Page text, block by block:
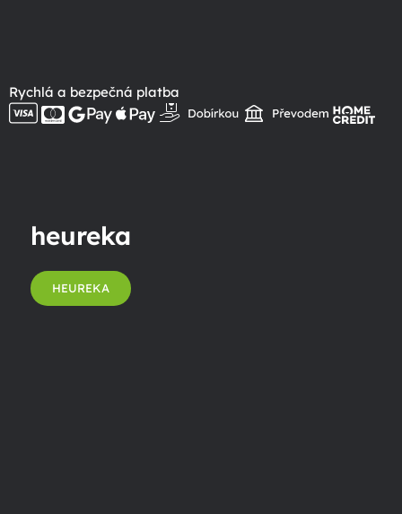
Rychlá a bezpečná platba
heureka
HEUREKA